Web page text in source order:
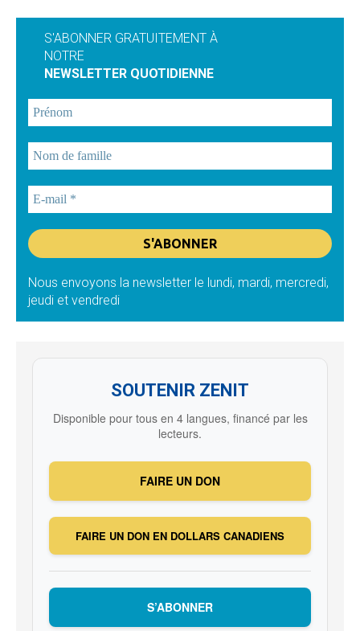
S'ABONNER GRATUITEMENT À
NOTRE
NEWSLETTER QUOTIDIENNE
Nous envoyons la newsletter le lundi, mardi, mercredi,
jeudi et vendredi
SOUTENIR ZENIT
Disponible pour tous en 4 langues, financé par les
lecteurs.
FAIRE UN DON
FAIRE UN DON EN DOLLARS CANADIENS
S’ABONNER